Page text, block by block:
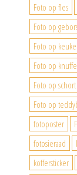
Foto op fles
Foto op
Foto op
Foto op
Foto op schort
Foto op
fotoposter
fotosieraad
koffersticker